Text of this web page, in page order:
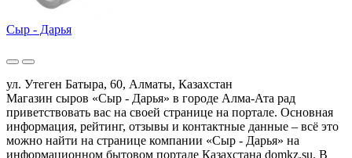
Сыр - Дарья
ул. Утеген Батыра, 60, Алматы, Казахстан
Магазин сыров «Сыр - Дарья» в городе Алма-Ата рад
приветствовать вас на своей странице на портале. Основная
информация, рейтинг, отзывы и контактные данные – всё это
можно найти на странице компании «Сыр - Дарья» на
информационном бытовом портале Казахстана domkz.su. В